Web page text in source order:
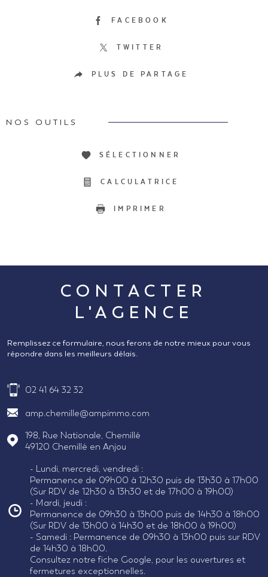
FACEBOOK
TWITTER
PLUS DE PARTAGE
NOS OUTILS
SÉLECTIONNER
CALCULATRICE
IMPRIMER
CONTACTER
L'AGENCE
Remplissez ce formulaire, nous ferons de notre mieux pour vous
répondre dans les meilleurs délais.
02 41 64 32 32
amp.chemille@ampimmo.com
198, Rue Nationale, Chemillé
49120
Chemillé en Anjou
- Lundi, mercredi, vendredi :
Permanence de 09h00 à 12h30 puis de 13h30 à 17h00
(Sur RDV de 12h30 à 13h30 et de 17h00 à 19h00)
- Mardi, jeudi :
Permanence de 09h30 à 13h00 puis de 14h30 à 18h00
(Sur RDV de 13h00 à 14h30 et de 18h00 à 19h00)
- Samedi : Permanence de 09h30 à 13h00 puis sur RDV
de 14h30 à 18h00.
Consultez notre fiche Google, pour les ouvertures et
fermetures exceptionnelles.